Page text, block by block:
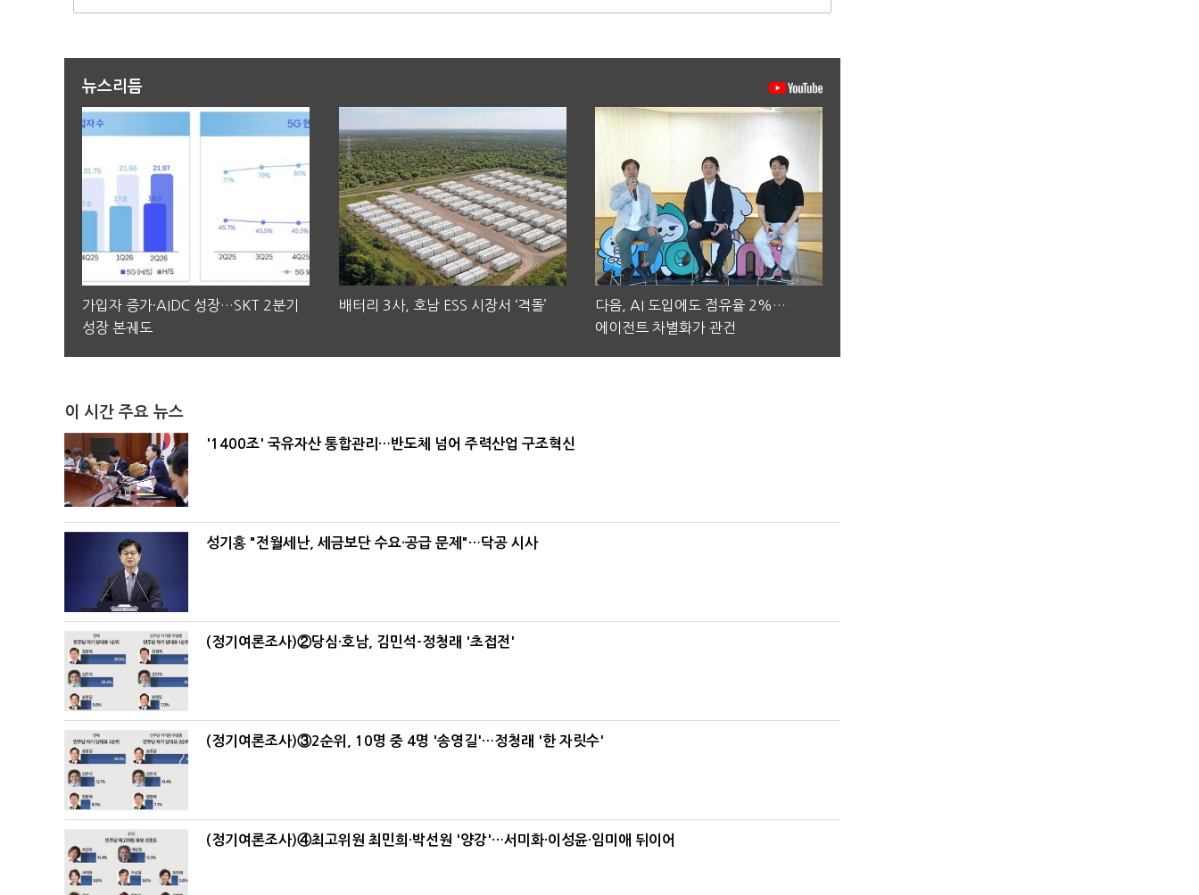
뉴스리듬
가입자 증가·AIDC 성장…SKT 2분기
성장 본궤도
배터리 3사, 호남 ESS 시장서 ‘격돌’
다음, AI 도입에도 점유율 2%…
에이전트 차별화가 관건
이 시간 주요 뉴스
'1400조' 국유자산 통합관리…반도체 넘어 주력산업 구조혁신
성기홍 "전월세난, 세금보단 수요·공급 문제"…닥공 시사
(정기여론조사)②당심·호남, 김민석-정청래 '초접전'
(정기여론조사)③2순위, 10명 중 4명 '송영길'…정청래 '한 자릿수'
(정기여론조사)④최고위원 최민희·박선원 '양강'…서미화·이성윤·임미애 뒤이어